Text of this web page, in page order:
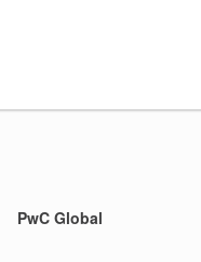
PwC Global